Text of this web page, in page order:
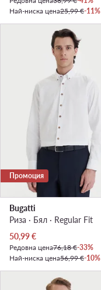
Най-ниска цена25,99 €-11%
Промоция
Bugatti
Риза · Бял · Regular Fit
Актуална цена
50,99€
Редовна цена76,18 €-33%
Най-ниска цена56,99 €-10%